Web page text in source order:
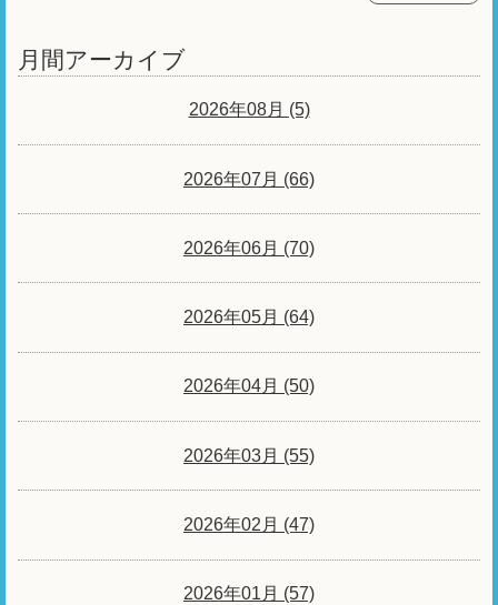
月間アーカイブ
2026年08月 (5)
2026年07月 (66)
2026年06月 (70)
2026年05月 (64)
2026年04月 (50)
2026年03月 (55)
2026年02月 (47)
2026年01月 (57)